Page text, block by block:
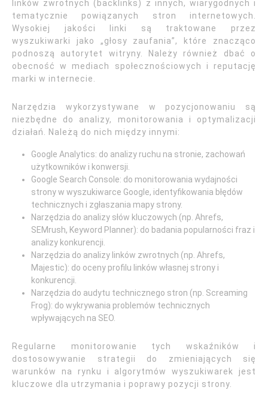
linków zwrotnych (backlinks) z innych, wiarygodnych i
tematycznie powiązanych stron internetowych.
Wysokiej jakości linki są traktowane przez
wyszukiwarki jako „głosy zaufania”, które znacząco
podnoszą autorytet witryny. Należy również dbać o
obecność w mediach społecznościowych i reputację
marki w internecie.
Narzędzia wykorzystywane w pozycjonowaniu są
niezbędne do analizy, monitorowania i optymalizacji
działań. Należą do nich między innymi:
Google Analytics: do analizy ruchu na stronie, zachowań
użytkowników i konwersji.
Google Search Console: do monitorowania wydajności
strony w wyszukiwarce Google, identyfikowania błędów
technicznych i zgłaszania mapy strony.
Narzędzia do analizy słów kluczowych (np. Ahrefs,
SEMrush, Keyword Planner): do badania popularności fraz i
analizy konkurencji.
Narzędzia do analizy linków zwrotnych (np. Ahrefs,
Majestic): do oceny profilu linków własnej strony i
konkurencji.
Narzędzia do audytu technicznego stron (np. Screaming
Frog): do wykrywania problemów technicznych
wpływających na SEO.
Regularne monitorowanie tych wskaźników i
dostosowywanie strategii do zmieniających się
warunków na rynku i algorytmów wyszukiwarek jest
kluczowe dla utrzymania i poprawy pozycji strony.